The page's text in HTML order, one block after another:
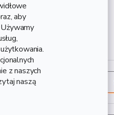
aby
z naszych
naszą
zainteresować